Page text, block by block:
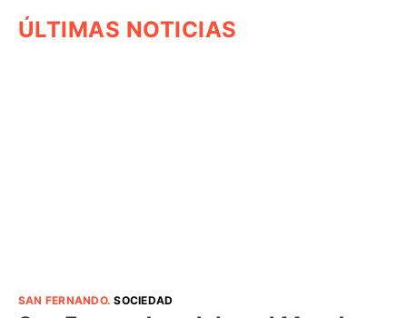
ÚLTIMAS NOTICIAS
SAN FERNANDO.SOCIEDAD